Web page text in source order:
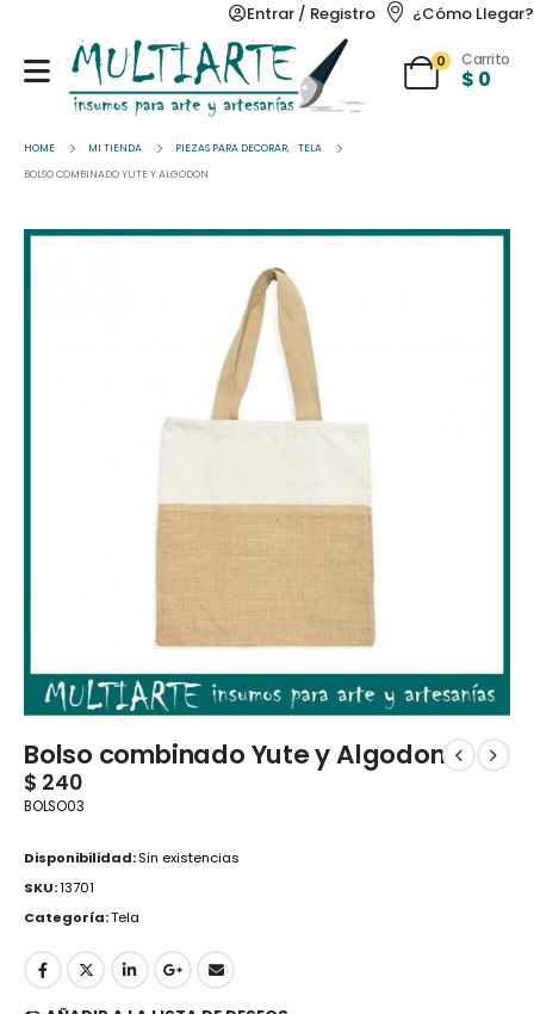
Entrar / Registro ¿Cómo Llegar?
0 Carrito
$ 0
HOME MI TIENDA PIEZAS PARA DECORAR, TELA
BOLSO COMBINADO YUTE Y ALGODON
Bolso combinado Yute y Algodon
$ 240
BOLSO03
Disponibilidad:Sin existencias
SKU:13701
Categoría:Tela